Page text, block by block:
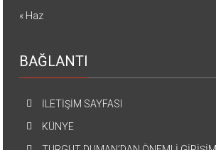
« Haz
BAĞLANTI
İLETİŞİM SAYFASI
KÜNYE